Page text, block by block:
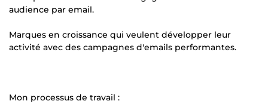
audience par email.
Marques en croissance qui veulent développer leur
activité avec des campagnes d'emails performantes.
Mon processus de travail :